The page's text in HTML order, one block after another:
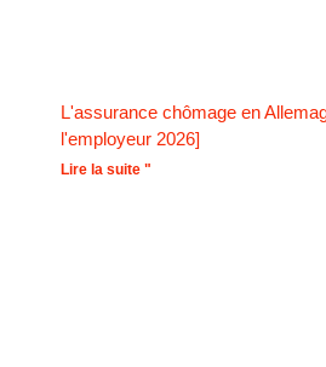
L'assurance chômage en
l'employeur 2026]
Lire la suite "